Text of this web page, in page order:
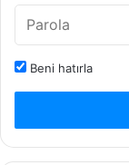
Beni hatırla